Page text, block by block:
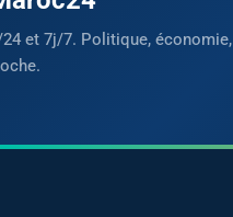
et 7j/7. Politique, économie,